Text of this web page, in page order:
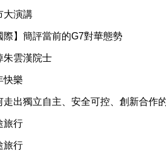
大演講
際】簡評當前的G7對華態勢
朱雲漢院士
快樂
走出獨立自主、安全可控、創新合作
旅行
旅行